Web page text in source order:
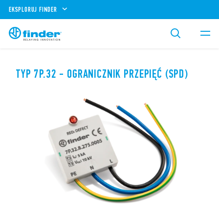
EKSPLORUJ FINDER
TYP 7P.32 - OGRANICZNIK PRZEPIĘĆ (SPD)